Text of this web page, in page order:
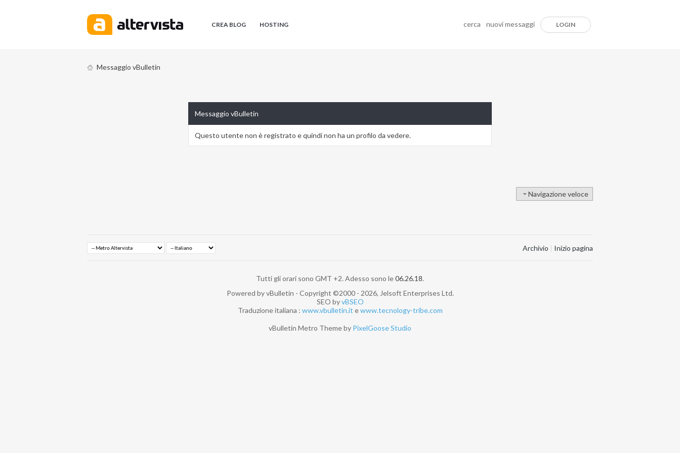
CREA BLOG HOSTING cerca nuovi messaggi LOGIN
Messaggio vBulletin
Messaggio vBulletin
Questo utente non è registrato e quindi non ha un profilo da vedere.
Navigazione veloce
Archivio | Inizio pagina
Tutti gli orari sono GMT +2. Adesso sono le06.26.18.
Powered by vBulletin - Copyright ©2000 - 2026, Jelsoft Enterprises Ltd.
SEO byvBSEO
Traduzione italiana : www.vbulletin.it ewww.tecnology-tribe.com
vBulletin Metro Theme by PixelGoose Studio